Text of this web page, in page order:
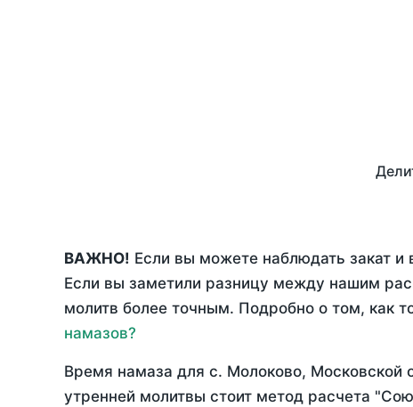
ВАЖНО! Если вы можете наблюдать закат и
Если вы заметили разницу между нашим
молитв более точным. Подробно о том, как
намазов?
Время намаза для с. Молоково, Московской
утренней молитвы стоит метод расчета